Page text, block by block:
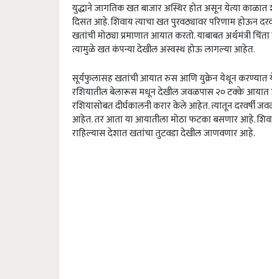
युद्धाने जागतिक खत बाजार अस्थिर होत असून येत्या
दिसत आहे. शिवाय त्याचा खत पुरवठ्यावर परिणाम होऊन
खतांची मोठ्या प्रमाणात आयात करतो. याबाबत अर्थमंत्री
त्यामुळे खत कंपन्या देखील अस्वस्थ होऊ लागल्या आहेत.
सूर्यफुलासह खतांची आयात रुस आणि युक्रेन येथून
रशियातील बेलारूस मधून देखील जवळपास २० टक्के आयात
रशियासोबत दीर्घकालनी करार केले आहेत. त्यातून
आहेत. तर आता या आयातीला मोठा फटका बसणार आहे.
राहिल्यास देशात खतांचा तुटवडा देखील जाणवणार आहे.